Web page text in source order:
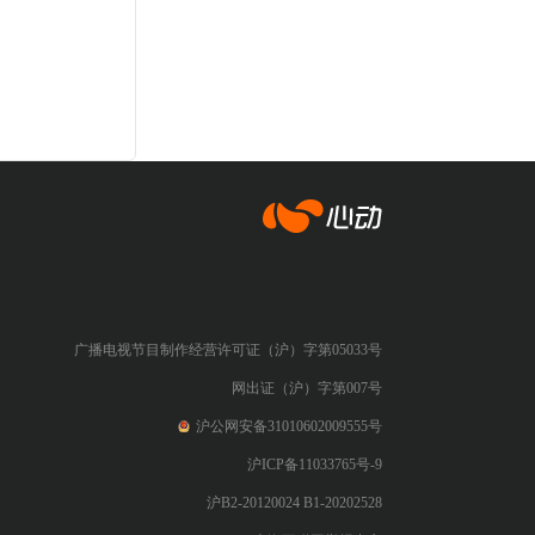
广播电视节目制作经营许可证（沪）字第05033号
网出证（沪）字第007号
沪公网安备31010602009555号
沪ICP备11033765号-9
沪B2-20120024 B1-20202528
心动网络